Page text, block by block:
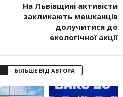
На Львівщині активісти
закликають мешканців
долучитися до
екологічної акції
БІЛЬШЕ ВІД АВТОРА